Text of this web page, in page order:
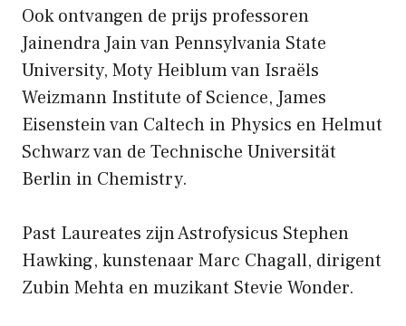
Ook ontvangen de prijs professoren
Jainendra Jain van Pennsylvania State
University, Moty Heiblum van Israëls
Weizmann Institute of Science, James
Eisenstein van Caltech in Physics en Helmut
Schwarz van de Technische Universität
Berlin in Chemistry.
Past Laureates zijn Astrofysicus Stephen
Hawking, kunstenaar Marc Chagall, dirigent
Zubin Mehta en muzikant Stevie Wonder.